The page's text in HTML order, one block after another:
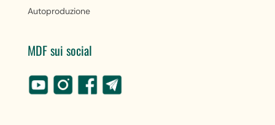
Autoproduzione
MDF sui social